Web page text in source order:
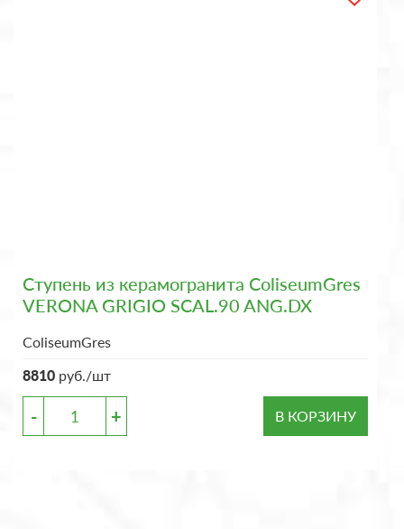
Ступень из керамогранита ColiseumGres
VERONA GRIGIO SCAL.90 ANG.DX
ColiseumGres
8810 руб./шт
- + В КОРЗИНУ